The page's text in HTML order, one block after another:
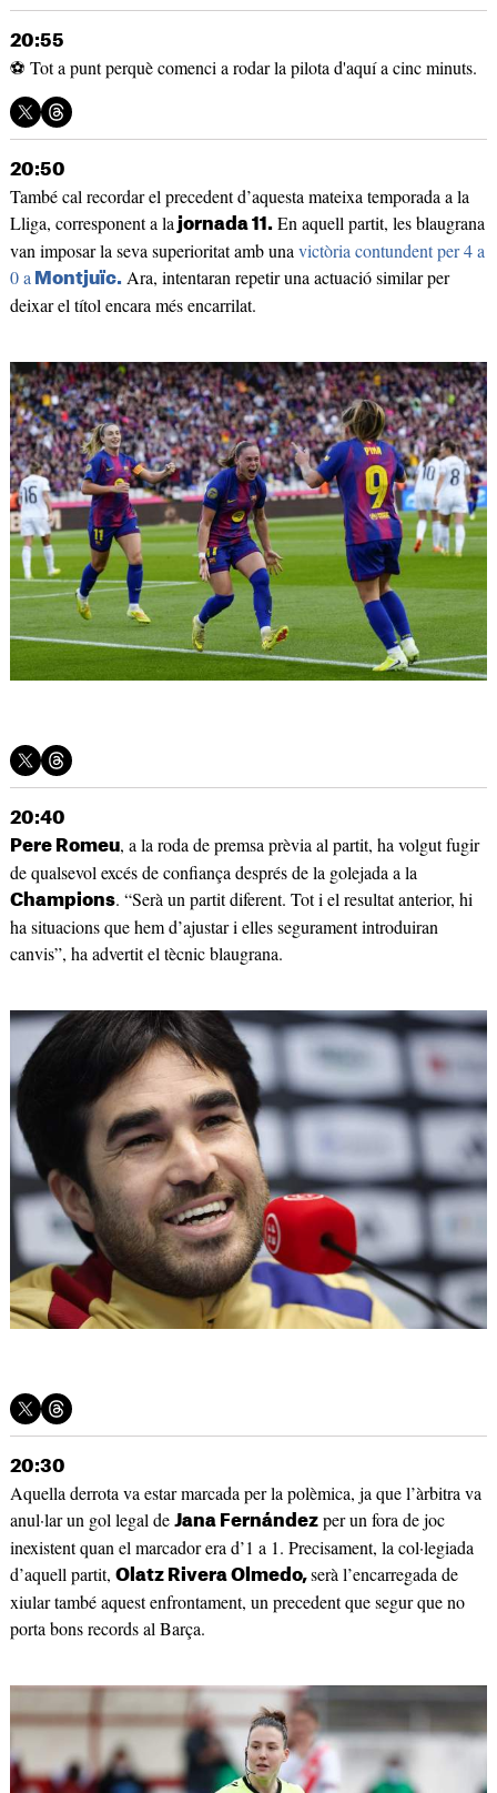
20:55
⚽ Tot a punt perquè comenci a rodar la pilota d'aquí a cinc minuts.
20:50
També cal recordar el precedent d’aquesta mateixa temporada a la
Lliga, corresponent a la jornada 11.En aquell partit, les blaugrana
van imposar la seva superioritat amb una victòria contundent per 4 a
0 a Montjuïc. Ara, intentaran repetir una actuació similar per
deixar el títol encara més encarrilat.
20:40
Pere Romeu, a la roda de premsa prèvia al partit, ha volgut fugir
de qualsevol excés de confiança després de la golejada a la
Champions. “Serà un partit diferent. Tot i el resultat anterior, hi
ha situacions que hem d’ajustar i elles segurament introduiran
canvis”, ha advertit el tècnic blaugrana.
20:30
Aquella derrota va estar marcada per la polèmica, ja que l’àrbitra va
anul·lar un gol legal de Jana Fernándezper un fora de joc
inexistent quan el marcador era d’1 a 1. Precisament, la col·legiada
d’aquell partit, Olatz Rivera Olmedo,serà l’encarregada de
xiular també aquest enfrontament, un precedent que segur que no
porta bons records al Barça.